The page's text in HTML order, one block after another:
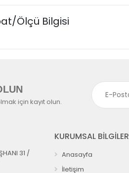
Ölçü Bilgisi
için kayıt olun.
31 /
KURUMSAL BİLGİLER
Anasayfa
İletişim